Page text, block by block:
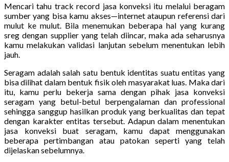
Mencari tahu track record jasa konveksi itu melalui beragam
sumber yang bisa kamu akses—internet ataupun referensi dari
mulut ke mulut. Bila menemukan beberapa hal yang kurang
sreg dengan supplier yang telah diincar, maka ada seharusnya
kamu melakukan validasi lanjutan sebelum menentukan lebih
jauh.
Seragam adalah salah satu bentuk identitas suatu entitas yang
bisa dilihat dalam bentuk fisik oleh masyarakat luas. Maka dari
itu, kamu perlu bekerja sama dengan pihak jasa konveksi
seragam yang betul-betul berpengalaman dan professional
sehingga sanggup hasilkan produk yang berkualitas dan tepat
dengan karakter entitas tersebut. Adapun dalam menentukan
jasa konveksi buat seragam, kamu dapat menggunakan
beberapa pertimbangan atau patokan seperti yang telah
dijelaskan sebelumnya.